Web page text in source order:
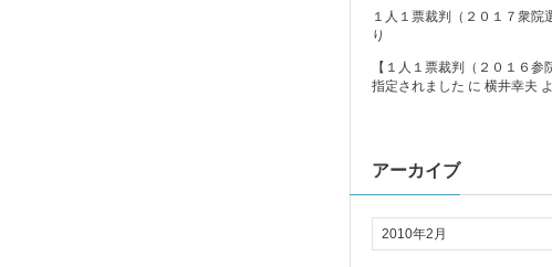
１人１票裁判（２０１７衆院
り
【１人１票裁判（２０１６
指定されました に 横井幸夫
アーカイブ